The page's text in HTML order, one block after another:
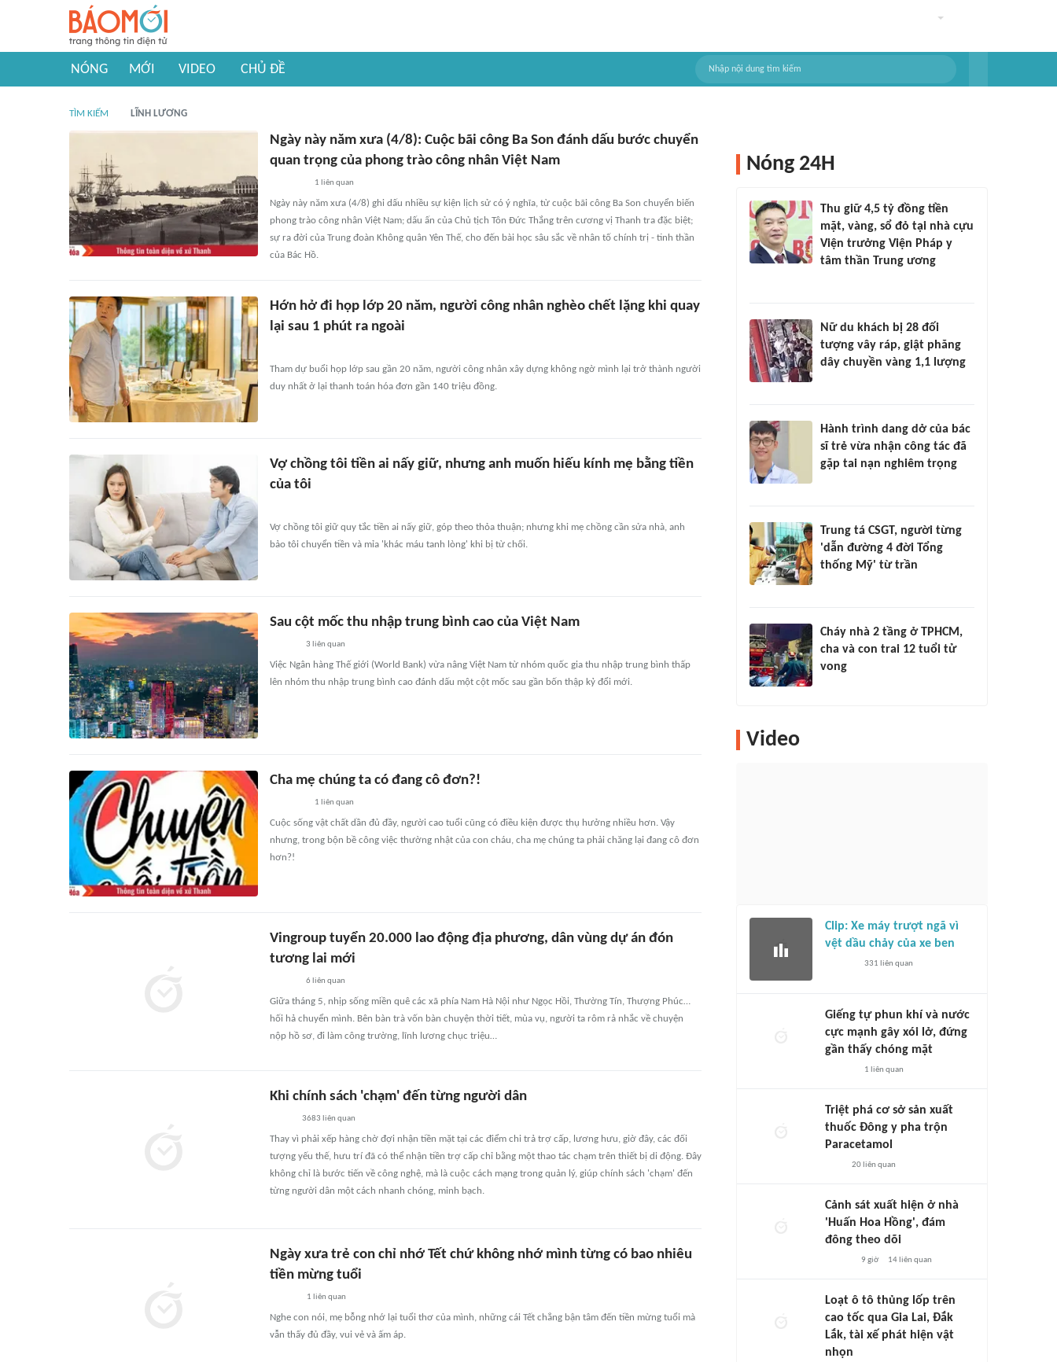
NÓNG MỚI VIDEO CHỦ ĐỀ
TÌM KIẾM LĨNH LƯƠNG
Ngày này năm xưa (4/8): Cuộc bãi công Ba Son đánh dấu bước chuyển
quan trọng của phong trào công nhân Việt Nam
1 liên quan
Ngày này năm xưa (4/8) ghi dấu nhiều sự kiện lịch sử có ý nghĩa, từ cuộc bãi công Ba Son chuyển biến
phong trào công nhân Việt Nam; dấu ấn của Chủ tịch Tôn Đức Thắng trên cương vị Thanh tra đặc biệt;
sự ra đời của Trung đoàn Không quân Yên Thế, cho đến bài học sâu sắc về nhân tố chính trị - tinh thần
của Bác Hồ.
Hớn hở đi họp lớp 20 năm, người công nhân nghèo chết lặng khi quay
lại sau 1 phút ra ngoài
Tham dự buổi họp lớp sau gần 20 năm, người công nhân xây dựng không ngờ mình lại trở thành người
duy nhất ở lại thanh toán hóa đơn gần 140 triệu đồng.
Vợ chồng tôi tiền ai nấy giữ, nhưng anh muốn hiếu kính mẹ bằng tiền
của tôi
Vợ chồng tôi giữ quy tắc tiền ai nấy giữ, góp theo thỏa thuận; nhưng khi mẹ chồng cần sửa nhà, anh
bảo tôi chuyển tiền và mỉa 'khác máu tanh lòng' khi bị từ chối.
Sau cột mốc thu nhập trung bình cao của Việt Nam
3 liên quan
Việc Ngân hàng Thế giới (World Bank) vừa nâng Việt Nam từ nhóm quốc gia thu nhập trung bình thấp
lên nhóm thu nhập trung bình cao đánh dấu một cột mốc sau gần bốn thập kỷ đổi mới.
Cha mẹ chúng ta có đang cô đơn?!
1 liên quan
Cuộc sống vật chất dần đủ đầy, người cao tuổi cũng có điều kiện được thụ hưởng nhiều hơn. Vậy
nhưng, trong bộn bề công việc thường nhật của con cháu, cha mẹ chúng ta phải chăng lại đang cô đơn
hơn?!
Vingroup tuyển 20.000 lao động địa phương, dân vùng dự án đón
tương lai mới
6 liên quan
Giữa tháng 5, nhịp sống miền quê các xã phía Nam Hà Nội như Ngọc Hồi, Thường Tín, Thượng Phúc…
hối hả chuyển mình. Bên bàn trà vốn bàn chuyện thời tiết, mùa vụ, người ta rôm rả nhắc về chuyện
nộp hồ sơ, đi làm công trường, lĩnh lương chục triệu…
Khi chính sách 'chạm' đến từng người dân
3683 liên quan
Thay vì phải xếp hàng chờ đợi nhận tiền mặt tại các điểm chi trả trợ cấp, lương hưu, giờ đây, các đối
tượng yếu thế, hưu trí đã có thể nhận tiền trợ cấp chỉ bằng một thao tác chạm trên thiết bị di động. Đây
không chỉ là bước tiến về công nghệ, mà là cuộc cách mạng trong quản lý, giúp chính sách 'chạm' đến
từng người dân một cách nhanh chóng, minh bạch.
Ngày xưa trẻ con chỉ nhớ Tết chứ không nhớ mình từng có bao nhiêu
tiền mừng tuổi
1 liên quan
Nghe con nói, mẹ bỗng nhớ lại tuổi thơ của mình, những cái Tết chẳng bận tâm đến tiền mừng tuổi mà
vẫn thấy đủ đầy, vui vẻ và ấm áp.
Nóng 24H
Thu giữ 4,5 tỷ đồng tiền
mặt, vàng, sổ đỏ tại nhà cựu
Viện trưởng Viện Pháp y
tâm thần Trung ương
Nữ du khách bị 28 đối
tượng vây ráp, giật phăng
dây chuyền vàng 1,1 lượng
Hành trình dang dở của bác
sĩ trẻ vừa nhận công tác đã
gặp tai nạn nghiêm trọng
Trung tá CSGT, người từng
'dẫn đường 4 đời Tổng
thống Mỹ' từ trần
Cháy nhà 2 tầng ở TPHCM,
cha và con trai 12 tuổi tử
vong
Video
Clip: Xe máy trượt ngã vì
vệt dầu chảy của xe ben
331 liên quan
Giếng tự phun khí và nước
cực mạnh gây xói lở, đứng
gần thấy chóng mặt
1 liên quan
Triệt phá cơ sở sản xuất
thuốc Đông y pha trộn
Paracetamol
20liên quan
Cảnh sát xuất hiện ở nhà
'Huấn Hoa Hồng', đám
đông theo dõi
9 giờ 14liên quan
Loạt ô tô thủng lốp trên
cao tốc qua Gia Lai, Đắk
Lắk, tài xế phát hiện vật
nhọn